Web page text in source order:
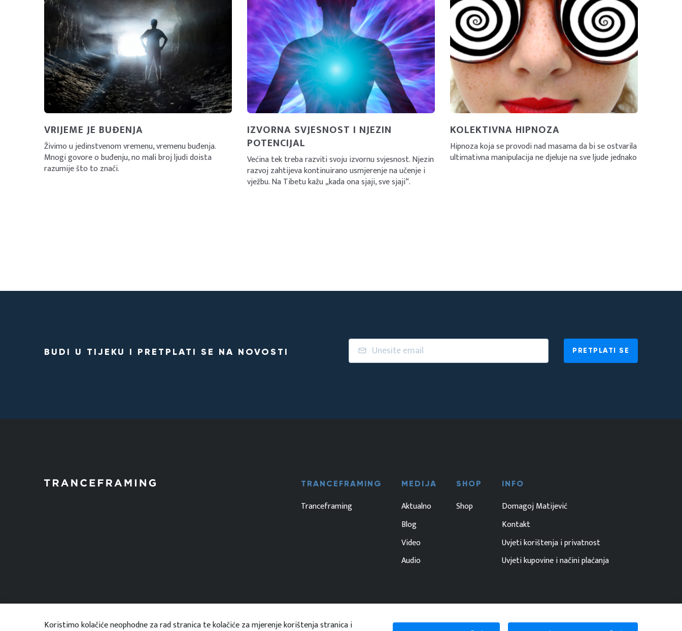
VRIJEME JE BUĐENJA
Živimo u jedinstvenom vremenu, vremenu buđenja.
Mnogi govore o buđenju, no mali broj ljudi doista
razumije što to znači.
IZVORNA SVJESNOST I NJEZIN
POTENCIJAL
Većina tek treba razviti svoju izvornu svjesnost. Njezin
razvoj zahtijeva kontinuirano usmjerenje na učenje i
vježbu. Na Tibetu kažu „kada ona sjaji, sve sjaji“.
KOLEKTIVNA HIPNOZA
Hipnoza koja se provodi nad masama da bi se ostvarila
ultimativna manipulacija ne djeluje na sve ljude jednako
BUDI U TIJEKU I PRETPLATI SE NA NOVOSTI
Koristimo kolačiće neophodne za rad stranica te kolačiće za mjerenje korištenja stranica i
TRANCEFRAMING
Tranceframing
MEDIJA
Aktualno
Blog
Video
Audio
SHOP
Shop
INFO
Domagoj Matijević
Kontakt
Uvjeti korištenja i privatnost
Uvjeti kupovine i načini plaćanja